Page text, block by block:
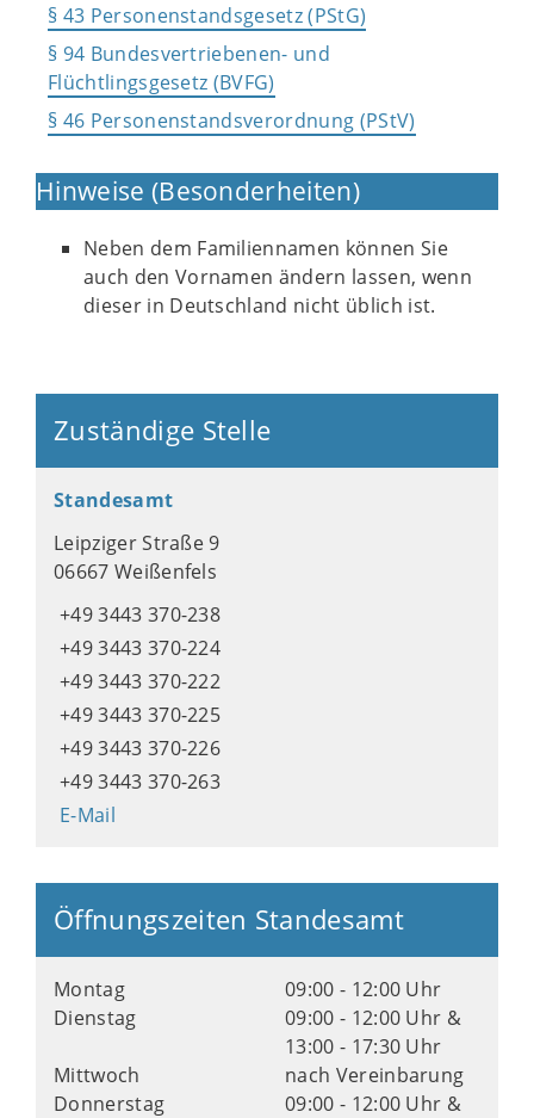
§ 43 Personenstandsgesetz (PStG)
§ 94 Bundesvertriebenen- und
Flüchtlingsgesetz (BVFG)
§ 46 Personenstandsverordnung (PStV)
Hinweise (Besonderheiten)
Neben dem Familiennamen können Sie
auch den Vornamen ändern lassen, wenn
dieser in Deutschland nicht üblich ist.
Zuständige Stelle
Standesamt
Leipziger Straße 9
06667 Weißenfels
+49 3443 370-238
+49 3443 370-224
+49 3443 370-222
+49 3443 370-225
+49 3443 370-226
+49 3443 370-263
E-Mail
Öffnungszeiten Standesamt
Montag
09:00 - 12:00 Uhr
Dienstag
09:00 - 12:00 Uhr &
13:00 - 17:30 Uhr
Mittwoch
nach Vereinbarung
Donnerstag
09:00 - 12:00 Uhr &